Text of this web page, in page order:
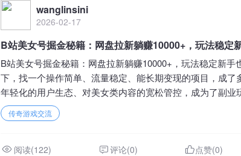
wanglinsini
2026-02-17
B站美女号掘金秘籍：网盘拉新躺赚10000+，玩法稳定
B站美女号掘金秘籍：网盘拉新躺赚10000+，玩法稳定新
下，找一个操作简单、流量稳定、能长期变现的项目，成
年轻化的用户生态、对美女类内容的宽松管控，成为了副业
传奇游戏交流
阅读(122) 评论(0) 点赞(0)